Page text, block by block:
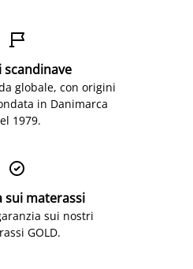

scandinave
globale, con origini
in Danimarca
1979.

sui materassi
sui nostri
GOLD.